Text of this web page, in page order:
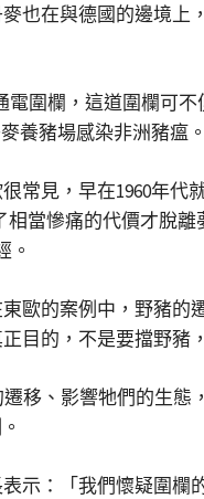
也在與德國的邊境
圍欄，這道圍欄可
養豬場感染非洲豬瘟。
常見，早在1960年
當慘痛的代價才脫
。
歐的案例中，野豬
目的，不是要擋野豬
移、影響牠們的生
示：「我們懷疑圍